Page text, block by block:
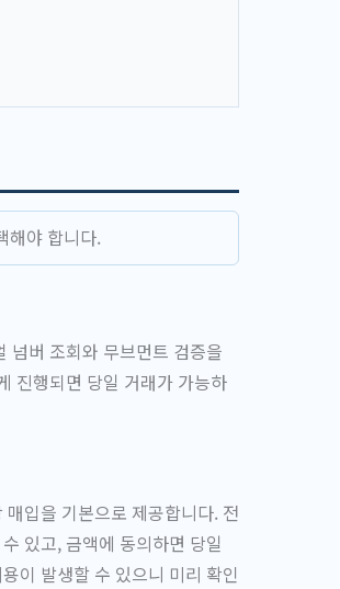
해야 합니다.
넘버 조회와 무브먼트 검증을
진행되면 당일 거래가 가능하
입을 기본으로 제공합니다. 전
있고, 금액에 동의하면 당일
이 발생할 수 있으니 미리 확인